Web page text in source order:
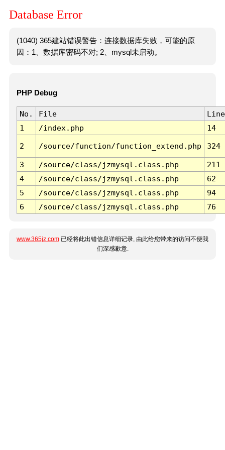
Database Error
(1040) 365建站错误警告：连接数据库失败，可能的原
因：1、数据库密码不对; 2、mysql未启动。
PHP Debug
No. File
Line
1
/index.php 14
2 /source/function/function_extend.php 324
3 /source/class/jzmysql.class.php
211
4
/source/class/jzmysql.class.php
62
5
/source/class/jzmysql.class.php
94
6
/source/class/jzmysql.class.php 76
www.365jz.com 已经将此出错信息详细记录, 由此给您带来的访问不便我
们深感歉意.